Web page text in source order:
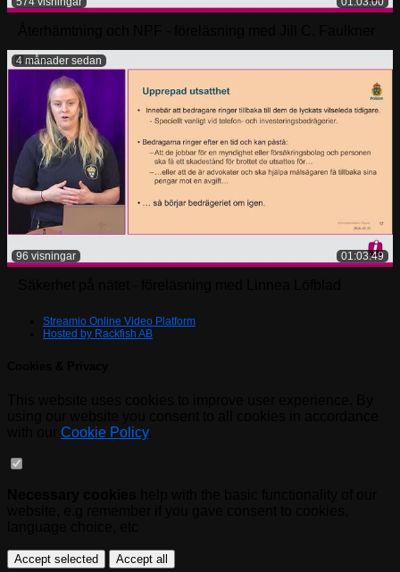
01:03:49
96 visningar
4 månader sedan
Streamio Online Video Platform
Hosted by Rackfish AB
Cookie Policy.
Accept selected Accept all